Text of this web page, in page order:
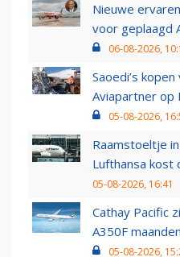
Nieuwe
voor geplaagd
06-08-2026,
Saoedi’s
Aviapartner op
05-08-2026,
Raamstoeltje
Lufthansa kost
05-08-2026, 16:41
Cathay Pacific
A350F
05-08-2026,